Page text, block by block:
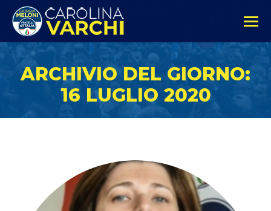
ARCHIVIO DEL GIORNO:
16 LUGLIO 2020